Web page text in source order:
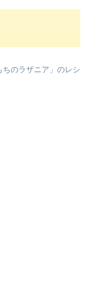
のラザニア」のレシ